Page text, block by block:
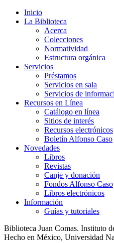
Inicio
La Biblioteca
Acerca
Colecciones
Normatividad
Estructura orgánica
Servicios
Préstamos
Servicios en sala
Servicios de
Recursos en Línea
Catálogo en línea
Sitios de interés
Recursos electrónicos
Boletín Alfonso Caso
Novedades
Libros
Revistas
Canje y donación
Fondos Alfonso Caso
Libros electrónicos
Información
Guías y tutoriales
Biblioteca Juan Comas. Instituto
Hecho en México, Universidad